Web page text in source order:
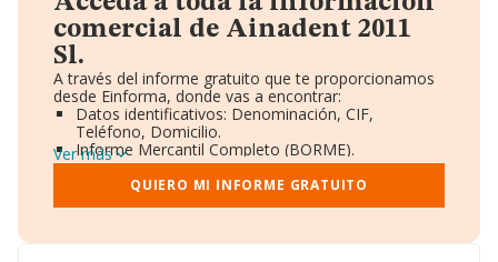
comercial de Ainadent 2011
Sl.
A través del informe gratuito que te proporcionamos
desde Einforma, donde vas a encontrar:
Datos identificativos: Denominación, CIF,
Teléfono, Domicilio.
Informe Mercantil Completo (BORME).
Gráficos de Evolución Ventas y Empleados.
Consejo de Administración y Administradores.
Directivos y Ejecutivos.
Ver más
QUIERO MI INFORME GRATUITO